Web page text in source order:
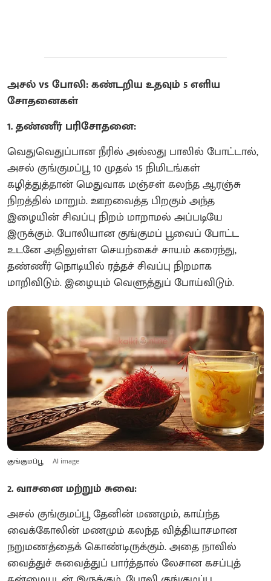
அசல் vs போலி: கண்டறிய உதவும் 5 எளிய
சோதனைகள்
1. தண்ணீர் பரிசோதனை:
வெதுவெதுப்பான நீரில் அல்லது பாலில் போட்டால்,
அசல் குங்குமப்பூ 10 முதல் 15 நிமிடங்கள்
கழித்துத்தான் மெதுவாக மஞ்சள் கலந்த ஆரஞ்சு
நிறத்தில் மாறும். ஊறவைத்த பிறகும் அந்த
இழையின் சிவப்பு நிறம் மாறாமல் அப்படியே
இருக்கும். போலியான குங்குமப் பூவைப் போட்ட
உடனே அதிலுள்ள செயற்கைச் சாயம் கரைந்து,
தண்ணீர் நொடியில் ரத்தச் சிவப்பு நிறமாக
மாறிவிடும். இழையும் வெளுத்துப் போய்விடும்.
குங்குமப்பூ AI image
2. வாசனை மற்றும் சுவை:
அசல் குங்குமப்பூ தேனின் மணமும், காய்ந்த
வைக்கோலின் மணமும் கலந்த வித்தியாசமான
நறுமணத்தைக் கொண்டிருக்கும். அதை நாவில்
வைத்துச் சுவைத்துப் பார்த்தால் லேசான கசப்புத்